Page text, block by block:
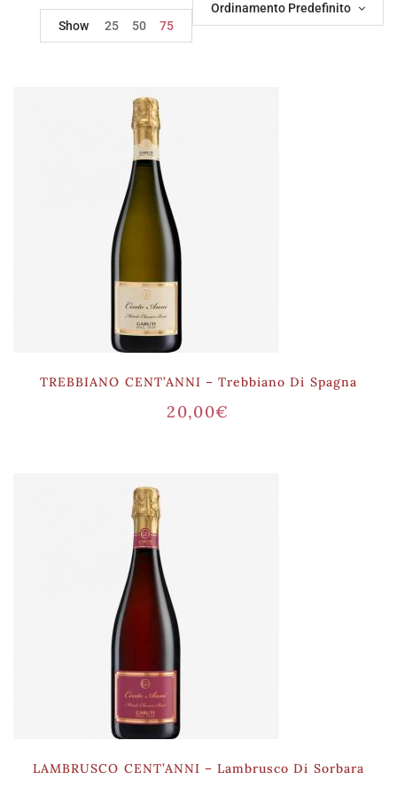
Ordinamento Predefinito
Show
25 50 75
TREBBIANO CENT’ANNI – Trebbiano Di Spagna
20,00€
LAMBRUSCO CENT’ANNI – Lambrusco Di Sorbara